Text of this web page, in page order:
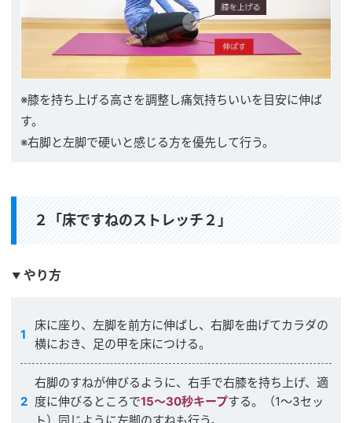
※膝を持ち上げる高さを調整し痛気持ちいいを目安に伸ば
す。
※右脚と左脚で硬いと感じる方を優先して行う。
２「床ですねのストレッチ２」
やり方
床に座り、左脚を前方に伸ばし、右脚を曲げてカラダの
横におき、足の甲を床につける。
右脚のすねが伸びるように、右手で右膝を持ち上げ、適
度に伸びるところで15〜30秒キープする。（1〜3セッ